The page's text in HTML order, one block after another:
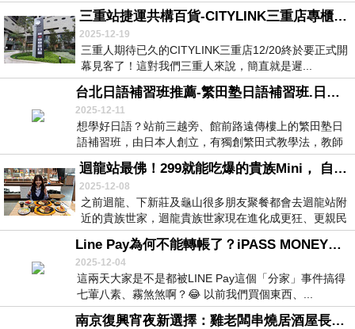
三重站捷運共構百貨-CITYLINK三重店專櫃位置在哪?三重CITYLINK附近美食，CITYLINK三重怎模開車、停車
2025-12-19
三重人期待已久的CITYLINK三重店12/20終於要正式開
幕見客了！這對我們三重人來說，簡直就是遲...
台北日語補習班推薦-繁田塾日語補習班.日本留學代辦一條.日本老師日語補習班龍
2025-12-11
想學好日語？站前三越旁、館前路遠傳樓上的繁田塾日
語補習班，由日本人創立，有獨創繁田式教學法，教師
皆為...
​迴龍站最佛！299就能吃爆的貴族Mini， 自助吧超強，不收服務費， 新莊、龜山適合聚餐約會的餐廳
2025-12-08
​之前迴龍、下新莊及龜山很多朋友聚餐都會去迴龍站附
近的貴族世家，迴龍貴族世家現在進化成更狂、更親民
的...
Line Pay為何不能轉帳了？iPASS MONEY餘額該怎麼辦？以後付款、轉帳要用哪個
2025-12-04
這兩天大家是不是都被LINE Pay這個「分家」事件搞得
七葷八素、霧煞煞啊？😂 以前我們買個東西、...
南京復興宵夜新選擇：雞老闆串燒居酒屋長春創始店，高CP值台北聚餐慶生首選